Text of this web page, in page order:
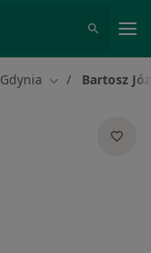
Gdynia Zmień miasto
Bartosz